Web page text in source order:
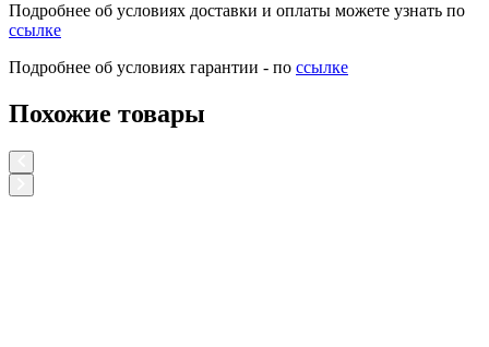
Подробнее об условиях доставки и оплаты можете узнать по
ссылке
Подробнее об условиях гарантии - по ссылке
Похожие товары